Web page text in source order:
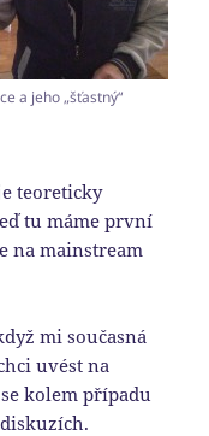
a jeho „šťastný“
teoreticky
tu máme první
na mainstream
mi současná
uvést na
kolem případu